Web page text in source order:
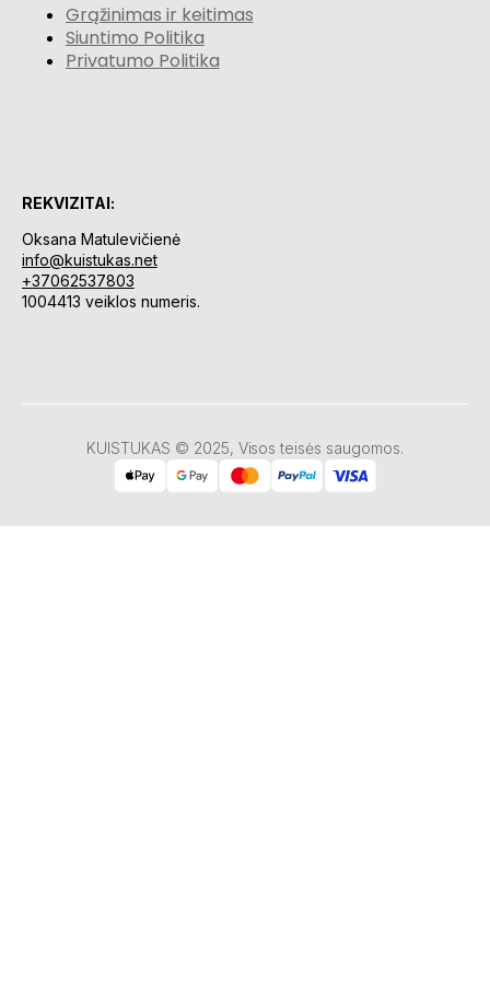
Grąžinimas ir keitimas
Siuntimo Politika
Privatumo Politika
REKVIZITAI:
Oksana Matulevičienė
info@kuistukas.net
+37062537803
1004413 veiklos numeris.
KUISTUKAS © 2025, Visos teisės saugomos.